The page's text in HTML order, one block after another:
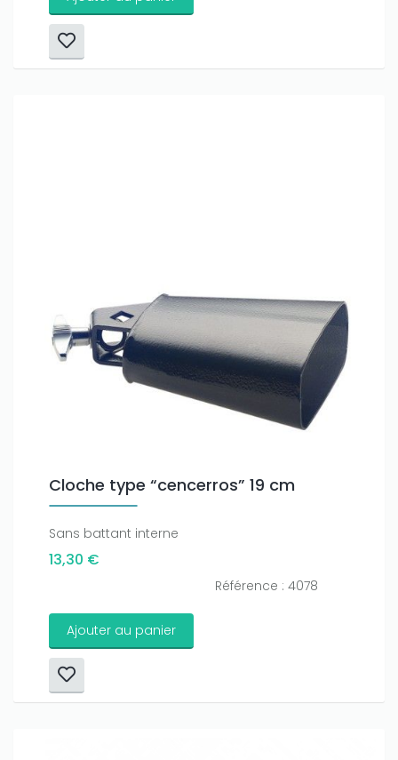
Cloche type “cencerros” 19 cm
Sans battant interne
13,30 €
Référence : 4078
Ajouter au panier